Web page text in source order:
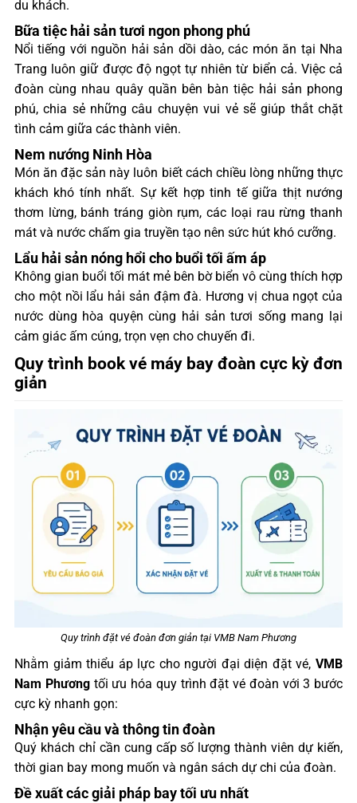
du khách.
Bữa tiệc hải sản tươi ngon phong phú
Nổi tiếng với nguồn hải sản dồi dào, các món ăn tại Nha
Trang luôn giữ được độ ngọt tự nhiên từ biển cả. Việc cả
đoàn cùng nhau quây quần bên bàn tiệc hải sản phong
phú, chia sẻ những câu chuyện vui vẻ sẽ giúp thắt chặt
tình cảm giữa các thành viên.
Nem nướng Ninh Hòa
Món ăn đặc sản này luôn biết cách chiều lòng những thực
khách khó tính nhất. Sự kết hợp tinh tế giữa thịt nướng
thơm lừng, bánh tráng giòn rụm, các loại rau rừng thanh
mát và nước chấm gia truyền tạo nên sức hút khó cưỡng.
Lẩu hải sản nóng hổi cho buổi tối ấm áp
Không gian buổi tối mát mẻ bên bờ biển vô cùng thích hợp
cho một nồi lẩu hải sản đậm đà. Hương vị chua ngọt của
nước dùng hòa quyện cùng hải sản tươi sống mang lại
cảm giác ấm cúng, trọn vẹn cho chuyến đi.
Quy trình book vé máy bay đoàn cực kỳ đơn
giản
Quy trình đặt vé đoàn đơn giản tại VMB Nam Phương
Nhằm giảm thiểu áp lực cho người đại diện đặt vé, VMB
Nam Phươngtối ưu hóa quy trình đặt vé đoàn với 3 bước
cực kỳ nhanh gọn:
Nhận yêu cầu và thông tin đoàn
Quý khách chỉ cần cung cấp số lượng thành viên dự kiến,
thời gian bay mong muốn và ngân sách dự chi của đoàn.
Đề xuất các giải pháp bay tối ưu nhất